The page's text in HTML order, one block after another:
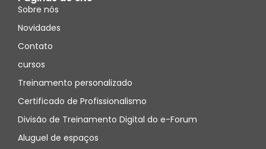
Sobre nós
Novidades
Contato
cursos
Treinamento personalizado
Certificado de Profissionalismo
Divisão de Treinamento Digital do e-Forum
Aluguel de espaços